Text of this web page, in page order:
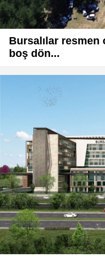
Bursalılar resmen
boş dön...